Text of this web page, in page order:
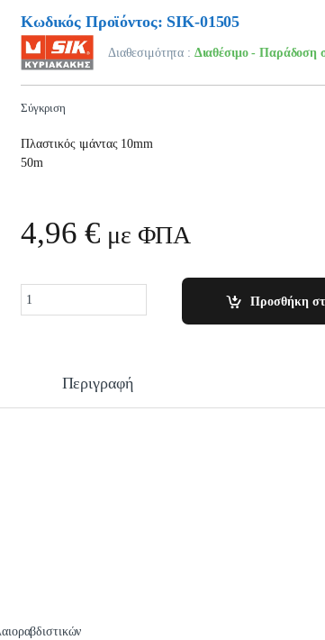
Κωδικός Προϊόντος: SIK-01505
Διαθεσιμότητα : Διαθέσιμο - Παράδοση
Σύγκριση
Πλαστικός ιμάντας 10mm
50m
4,96€ με ΦΠΑ
Προσθήκη
Περιγραφή